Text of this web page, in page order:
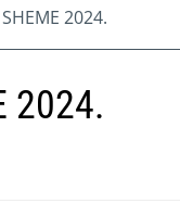
2024.
2024.